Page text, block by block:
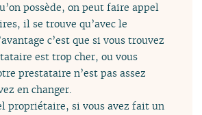
possède, on peut faire appel
il se trouve qu’avec le
c’est que si vous trouvez
est trop cher, ou vous
prestataire n’est pas assez
en changer.
propriétaire, si vous avez fait un